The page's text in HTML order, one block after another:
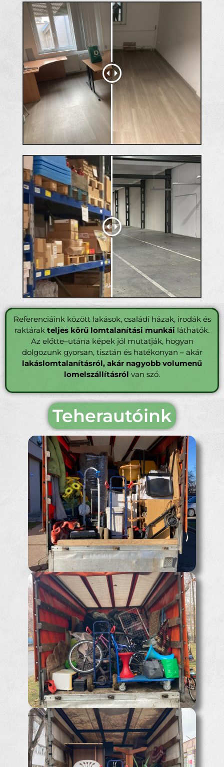
Referenciáink között lakások, családi házak, irodák és
raktárak teljes körű lomtalanítási munkái láthatók.
Az előtte–utána képek jól mutatják, hogyan
dolgozunk gyorsan, tisztán és hatékonyan – akár
lakáslomtalanításról, akár nagyobb volumenű
lomelszállításról van szó.
Teherautóink